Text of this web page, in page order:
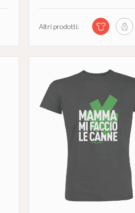
Altri prodotti: